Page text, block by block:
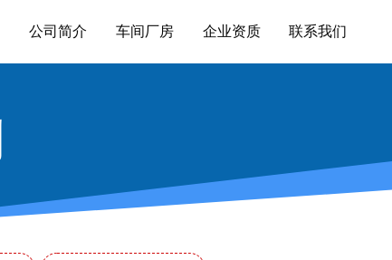
公司简介 车间厂房 企业资质 联系我们